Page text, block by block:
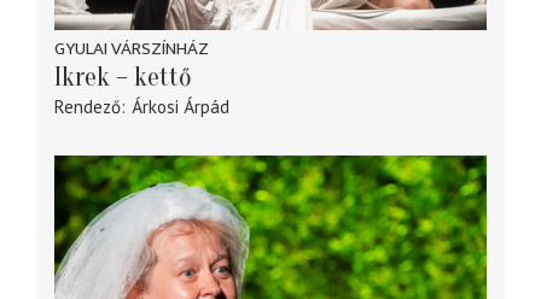
GYULAI VÁRSZÍNHÁZ
Ikrek – kettő
Rendező Árkosi Árpád